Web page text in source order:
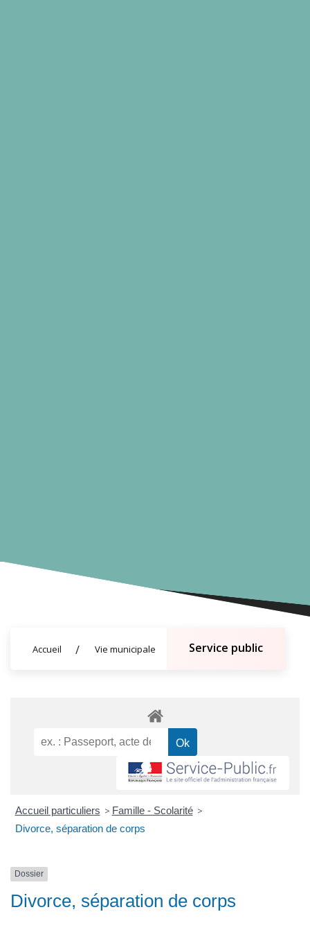
Accueil Vie municipale Service public
Accueil particuliers > Famille - Scolarité >
Divorce, séparation de corps
Dossier
Divorce, séparation de corps